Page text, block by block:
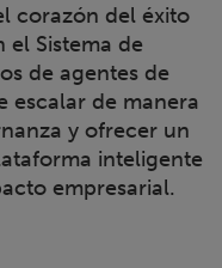
corazón del éxito
Sistema de
de agentes de
escalar de manera
y ofrecer un
inteligente
empresarial.